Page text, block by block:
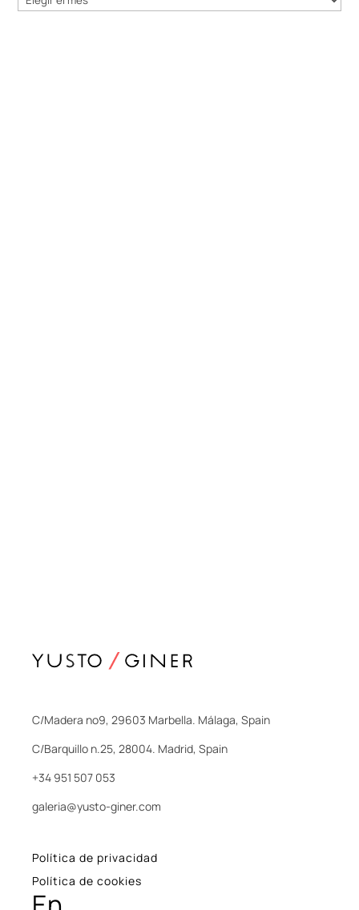
C/Madera nº9, 29603 Marbella. Málaga, Spain
C/Barquillo n.25, 28004. Madrid, Spain
+34 951 507 053
galeria@yusto-giner.com
Política de privacidad
Política de cookies